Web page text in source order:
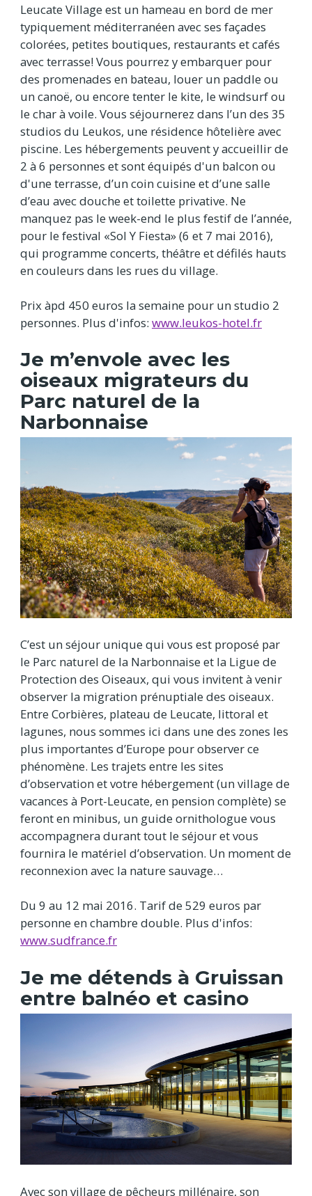
Leucate Village est un hameau en bord de mer
typiquement méditerranéen avec ses façades
colorées, petites boutiques, restaurants et cafés
avec terrasse! Vous pourrez y embarquer pour
des promenades en bateau, louer un paddle ou
un canoë, ou encore tenter le kite, le windsurf ou
le char à voile. Vous séjournerez dans l’un des 35
studios du Leukos, une résidence hôtelière avec
piscine. Les hébergements peuvent y accueillir de
2 à 6 personnes et sont équipés d'un balcon ou
d'une terrasse, d’un coin cuisine et d’une salle
d’eau avec douche et toilette privative. Ne
manquez pas le week-end le plus festif de l’année,
pour le festival «Sol Y Fiesta» (6 et 7 mai 2016),
qui programme concerts, théâtre et défilés hauts
en couleurs dans les rues du village.
Prix àpd 450 euros la semaine pour un studio 2
personnes. Plus d'infos: www.leukos-hotel.fr
Je m’envole avec les
oiseaux migrateurs du
Parc naturel de la
Narbonnaise
C’est un séjour unique qui vous est proposé par
le Parc naturel de la Narbonnaise et la Ligue de
Protection des Oiseaux, qui vous invitent à venir
observer la migration prénuptiale des oiseaux.
Entre Corbières, plateau de Leucate, littoral et
lagunes, nous sommes ici dans une des zones les
plus importantes d’Europe pour observer ce
phénomène. Les trajets entre les sites
d’observation et votre hébergement (un village de
vacances à Port-Leucate, en pension complète) se
feront en minibus, un guide ornithologue vous
accompagnera durant tout le séjour et vous
fournira le matériel d’observation. Un moment de
reconnexion avec la nature sauvage…
Du 9 au 12 mai 2016. Tarif de 529 euros par
personne en chambre double. Plus d'infos:
www.sudfrance.fr
Je me détends à Gruissan
entre balnéo et casino
Avec son village de pêcheurs millénaire, son